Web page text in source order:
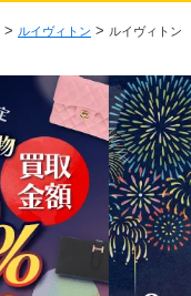
> ルイヴィトン > ルイヴィトン